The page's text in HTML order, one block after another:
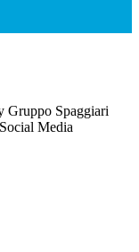
Gruppo Spaggiari
Media